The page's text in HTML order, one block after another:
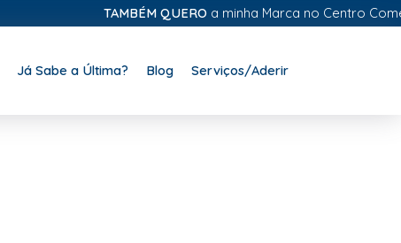
TAMBÉM QUEROa minha Marca no Centro Comercial
Já Sabe a Última? Blog Serviços/Aderir